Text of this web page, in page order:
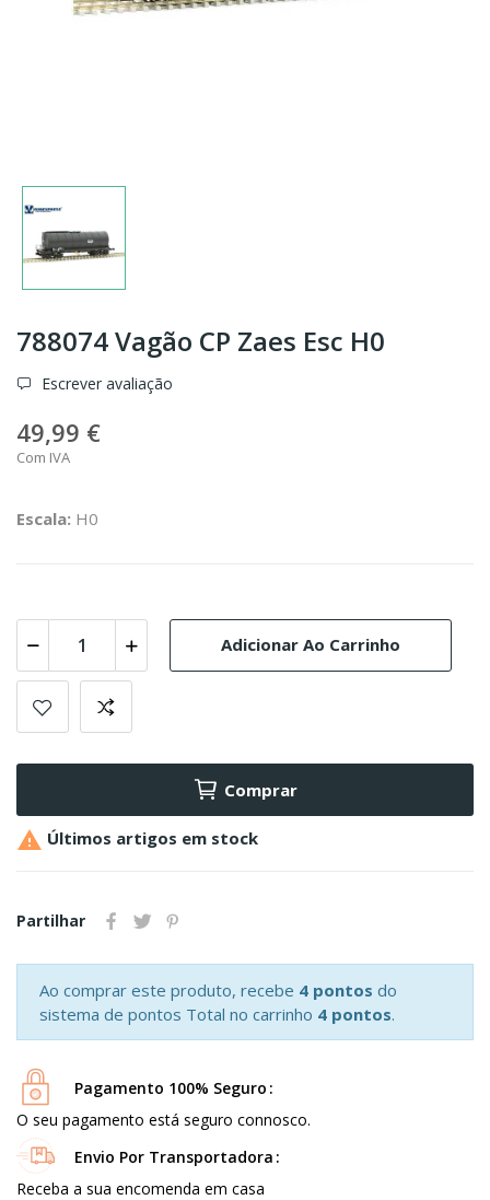
788074 Vagão CP Zaes Esc H0
Escrever avaliação
49,99 €
Com IVA
Escala: H0
Adicionar Ao Carrinho
Comprar
 Últimos artigos em stock
Partilhar
Ao comprar este produto, recebe 4 pontos do
sistema de pontos Total no carrinho 4 pontos.
Pagamento 100% Seguro
O seu pagamento está seguro connosco.
Envio Por Transportadora
Receba a sua encomenda em casa